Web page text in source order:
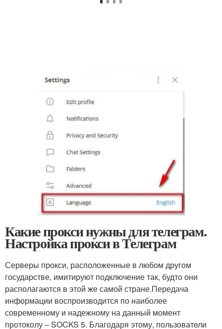
Какие прокси нужны для телеграм.
Настройка прокси в Телеграм
Серверы прокси, расположенные в любом другом
государстве, имитируют подключение так, будто они
располагаются в этой же самой стране.Передача
информации воспроизводится по наиболее
современному и надежному на данный момент
протоколу – SOCKS 5. Благодаря этому, пользователи